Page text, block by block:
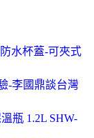
水杯蓋-可夾式
-李國鼎談台灣
瓶 1.2L SHW-